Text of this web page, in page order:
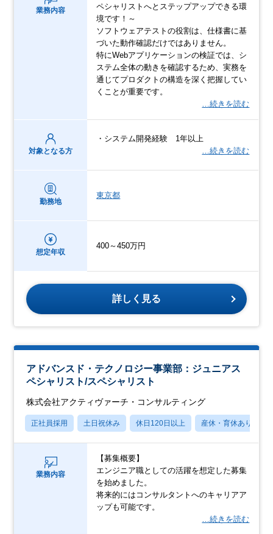
業務内容
ペシャリストへとステップアップできる環
境です！～
ソフトウェアテストの役割は、仕様書に基
づいた動作確認だけではありません。
特にWebアプリケーションの検証では、シ
ステム全体の動きを確認するため、実務を
通じてプロダクトの構造を深く把握してい
くことが重要です。
…続きを読む
対象となる方
・システム開発経験 1年以上
…続きを読む
勤務地
東京都
想定年収
400～450万円
詳しく見る
アドバンスド・テクノロジー事業部：ジュニアス
ペシャリスト/スペシャリスト
株式会社アクティヴァーチ・コンサルティング
正社員採用 土日祝休み 休日120日以上 産休・育休あり
業務内容
【募集概要】
エンジニア職としての活躍を想定した募集
を始めました。
将来的にはコンサルタントへのキャリアア
ップも可能です。
…続きを読む